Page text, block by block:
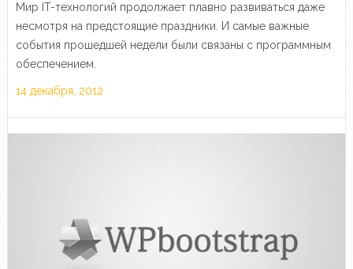
Мир IT-технологий продолжает плавно развиваться даже
несмотря на предстоящие праздники. И самые важные
события прошедшей недели были связаны с программным
обеспечением.
14 декабря, 2012